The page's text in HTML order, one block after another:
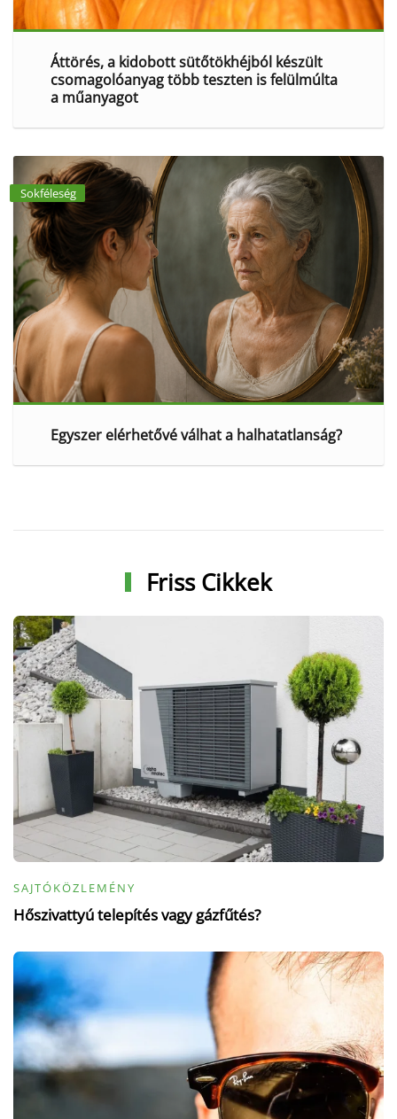
Áttörés, a kidobott sütőtökhéjból készült
csomagolóanyag több teszten is felülmúlta
a műanyagot
Sokféleség
Egyszer elérhetővé válhat a halhatatlanság?
Friss Cikkek
SAJTÓKÖZLEMÉNY
Hőszivattyú telepítés vagy gázfűtés?